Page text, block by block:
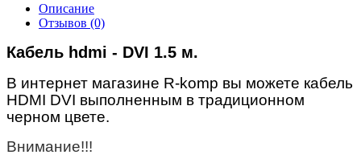
Описание
Отзывов (0)
Кабель hdmi - DVI 1.5 м.
В интернет магазине R-komp вы можете кабель
HDMI DVI выполненным в традиционном
черном цвете.
Внимание!!!